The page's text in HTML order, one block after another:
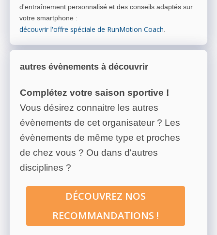
d'entraînement personnalisé et des conseils adaptés sur
votre smartphone :
découvrir l'offre spéciale de RunMotion Coach
autres évènements à découvrir
Complétez votre saison sportive !
Vous désirez connaitre les autres
évènements de cet organisateur ? Les
évènements de même type et proches
de chez vous ? Ou dans d'autres
disciplines ?
DÉCOUVREZ NOS
RECOMMANDATIONS !